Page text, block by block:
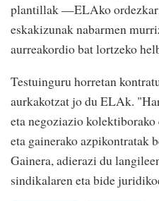
plantillak —ELAko
eskakizunak nabarmen
aurreakordio bat lortzeko
Testuinguru horretan
aurkakotzat jo du ELAk.
eta negoziazio
eta gainerako azpikontratak
Gainera, adierazi du
sindikalaren eta bide